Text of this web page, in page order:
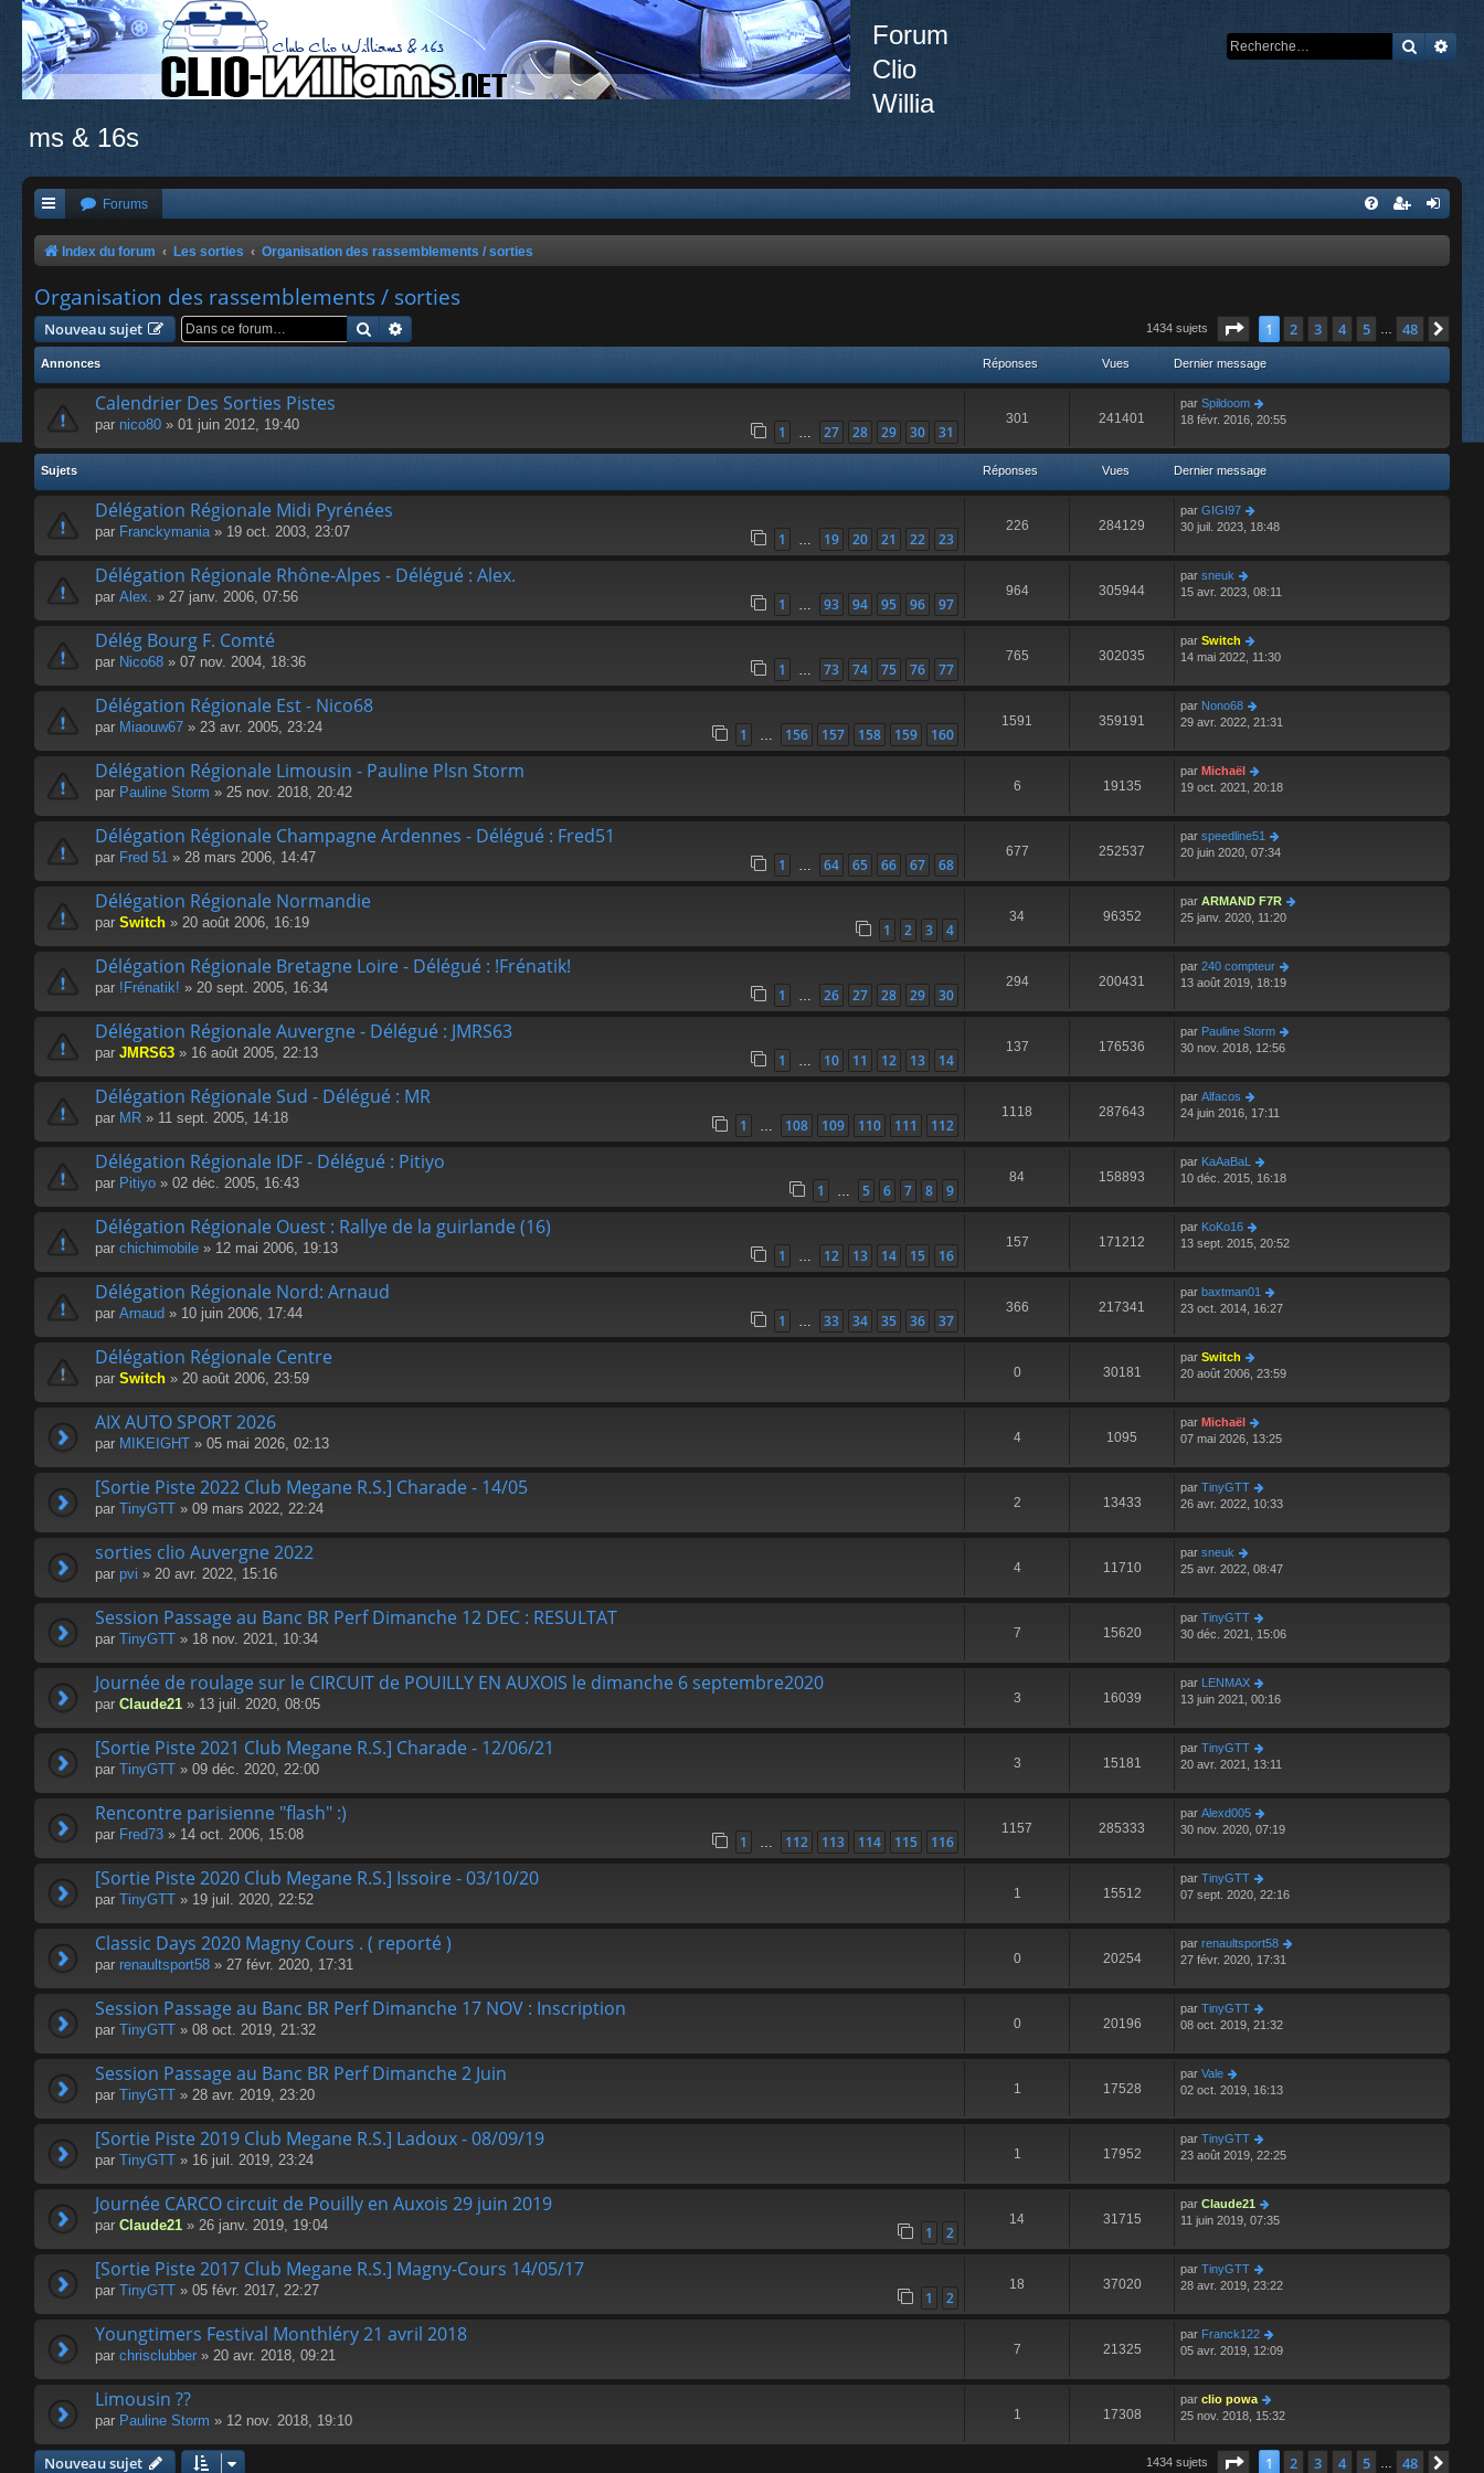
Forum
Clio
Willia
ms & 16s
Forums
Index du forum Les sorties Organisation des rassemblements / sorties
Organisation des rassemblements / sorties
Nouveau sujet Rechercher 1434 sujets Page sur48
1 2 3 4 5 48
Annonces Réponses Vues Dernier message
Calendrier Des Sorties Pistes
par nico80 » 01 juin 2012, 19:40 1 … 27 28 29 30 31
301 241401
par Spildoom
18 févr. 2016, 20:55
Sujets Réponses Vues Dernier message
Délégation Régionale Midi Pyrénées
par Franckymania» 19 oct. 2003, 23:07 1 … 19 20 21 22 23
226 284129
par GIGI97
30 juil. 2023, 18:48
Délégation Régionale Rhône-Alpes - Délégué : Alex.
par Alex. » 27 janv. 2006, 07:56 1 … 93 94 95 96 97
964 305944
par sneuk
15 avr. 2023, 08:11
Délég Bourg F. Comté
par Nico68 » 07 nov. 2004, 18:36 1 … 73 74 75 76 77
765 302035
par Switch
14 mai 2022, 11:30
Délégation Régionale Est - Nico68
par Miaouw67 » 23 avr. 2005, 23:24 1 … 156 157 158 159 160
1591 359191
par Nono68
29 avr. 2022, 21:31
Délégation Régionale Limousin - Pauline Plsn Storm
par Pauline Storm » 25 nov. 2018, 20:42 6 19135
par Michaël
19 oct. 2021, 20:18
Délégation Régionale Champagne Ardennes - Délégué : Fred51
par Fred 51 » 28 mars 2006, 14:47 1 … 64 65 66 67 68
677 252537
par speedline51
20 juin 2020, 07:34
Délégation Régionale Normandie
par Switch » 20 août 2006, 16:19 1 2 3 4
34 96352
par ARMAND F7R
25 janv. 2020, 11:20
Délégation Régionale Bretagne Loire - Délégué : !Frénatik!
par !Frénatik! » 20 sept. 2005, 16:34 1 … 26 27 28 29 30
294 200431
par 240 compteur
13 août 2019, 18:19
Délégation Régionale Auvergne - Délégué : JMRS63
par JMRS63 » 16 août 2005, 22:13 1 … 10 11 12 13 14
137 176536
par Pauline Storm
30 nov. 2018, 12:56
Délégation Régionale Sud - Délégué : MR
par MR » 11 sept. 2005, 14:18 1 … 108 109 110 111 112
1118 287643
par Alfacos
24 juin 2016, 17:11
Délégation Régionale IDF - Délégué : Pitiyo
par Pitiyo » 02 déc. 2005, 16:43 1 … 5 6 7 8 9
84 158893
par KaAaBaL
10 déc. 2015, 16:18
Délégation Régionale Ouest : Rallye de la guirlande (16)
par chichimobile » 12 mai 2006, 19:13 1 … 12 13 14 15 16
157 171212
par KoKo16
13 sept. 2015, 20:52
Délégation Régionale Nord: Arnaud
par Arnaud » 10 juin 2006, 17:44 1 … 33 34 35 36 37
366 217341
par baxtman01
23 oct. 2014, 16:27
Délégation Régionale Centre
par Switch » 20 août 2006, 23:59 0 30181
par Switch
20 août 2006, 23:59
AIX AUTO SPORT 2026
par MIKEIGHT » 05 mai 2026, 02:13 4 1095
par Michaël
07 mai 2026, 13:25
[Sortie Piste 2022 Club Megane R.S.] Charade - 14/05
par TinyGTT » 09 mars 2022, 22:24 2 13433
par TinyGTT
26 avr. 2022, 10:33
sorties clio Auvergne 2022
par pvi » 20 avr. 2022, 15:16 4 11710
par sneuk
25 avr. 2022, 08:47
Session Passage au Banc BR Perf Dimanche 12 DEC : RESULTAT
par TinyGTT » 18 nov. 2021, 10:34 7 15620
par TinyGTT
30 déc. 2021, 15:06
Journée de roulage sur le CIRCUIT de POUILLY EN AUXOIS le dimanche 6 septembre2020
par Claude21 » 13 juil. 2020, 08:05 3 16039
par LENMAX
13 juin 2021, 00:16
[Sortie Piste 2021 Club Megane R.S.] Charade - 12/06/21
par TinyGTT » 09 déc. 2020, 22:00 3 15181
par TinyGTT
20 avr. 2021, 13:11
Rencontre parisienne "flash" :)
par Fred73 » 14 oct. 2006, 15:08 1 … 112 113 114 115 116
1157 285333
par Alexd005
30 nov. 2020, 07:19
[Sortie Piste 2020 Club Megane R.S.] Issoire - 03/10/20
par TinyGTT » 19 juil. 2020, 22:52 1 15512
par TinyGTT
07 sept. 2020, 22:16
Classic Days 2020 Magny Cours . ( reporté )
par renaultsport58 » 27 févr. 2020, 17:31 0 20254
par renaultsport58
27 févr. 2020, 17:31
Session Passage au Banc BR Perf Dimanche 17 NOV : Inscription
par TinyGTT » 08 oct. 2019, 21:32 0 20196
par TinyGTT
08 oct. 2019, 21:32
Session Passage au Banc BR Perf Dimanche 2 Juin
par TinyGTT » 28 avr. 2019, 23:20 1 17528
par Vale
02 oct. 2019, 16:13
[Sortie Piste 2019 Club Megane R.S.] Ladoux - 08/09/19
par TinyGTT » 16 juil. 2019, 23:24 1 17952
par TinyGTT
23 août 2019, 22:25
Journée CARCO circuit de Pouilly en Auxois 29 juin 2019
par Claude21 » 26 janv. 2019, 19:04 1 2
14 31715
par Claude21
11 juin 2019, 07:35
[Sortie Piste 2017 Club Megane R.S.] Magny-Cours 14/05/17
par TinyGTT » 05 févr. 2017, 22:27 1 2
18 37020
par TinyGTT
28 avr. 2019, 23:22
Youngtimers Festival Monthléry 21 avril 2018
par chrisclubber » 20 avr. 2018, 09:21 7 21325
par Franck122
05 avr. 2019, 12:09
Limousin ??
par Pauline Storm » 12 nov. 2018, 19:10 1 17308
par clio powa
25 nov. 2018, 15:32
Nouveau sujet 1434 sujets Page sur48
1 2 3 4 5 48